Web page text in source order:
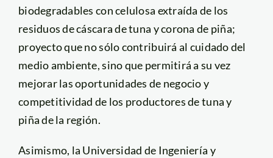
biodegradables con celulosa extraída de los
residuos de cáscara de tuna y corona de piña;
proyecto que no sólo contribuirá al cuidado del
medio ambiente, sino que permitirá a su vez
mejorar las oportunidades de negocio y
competitividad de los productores de tuna y
piña de la región.
Asimismo, la Universidad de Ingeniería y